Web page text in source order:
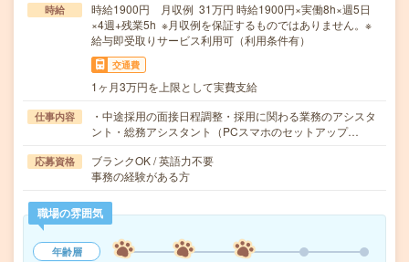
時給
時給1900円 月収例 31万円 時給1900円×実働8h×週5日
×4週+残業5h ※月収例を保証するものではありません。※
給与即受取りサービス利用可（利用条件有）
交通費
1ヶ月3万円を上限として実費支給
仕事内容
・中途採用の面接日程調整・採用に関わる業務のアシスタ
ント・総務アシスタント（PCスマホのセットアップ…
応募資格
ブランクOK / 英語力不要
事務の経験がある方
職場の雰囲気
年齢層